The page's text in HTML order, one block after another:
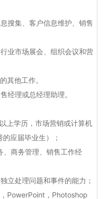
搜集、客户信息维护、销售
业市场展会、组织会议和营
其他工作。
经理或总经理助理。
上学历，市场营销或计算机
应届毕业生）；
、商务管理、销售工作经
立处理问题和事件的能力；
PowerPoint，Photoshop